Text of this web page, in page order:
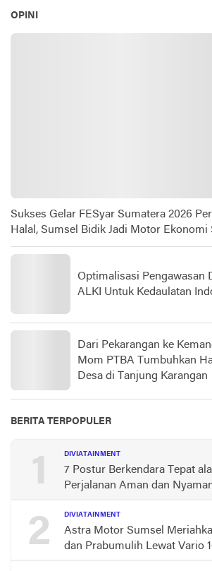
OPINI
Sukses Gelar FESyar Sumatera 2026
Halal, Sumsel Bidik Jadi Motor Ekonomi
Optimalisasi Pengawasan
ALKI Untuk Kedaulatan
Dari Pekarangan ke
Mom PTBA Tumbuhkan
Desa di Tanjung Karangan
BERITA TERPOPULER
1 DIVIATAINMENT
7 Postur Berkendara Tepat
Perjalanan Aman dan
2 DIVIATAINMENT
Astra Motor Sumsel
dan Prabumulih Lewat Vario